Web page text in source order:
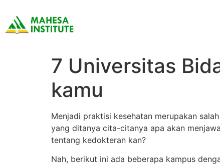
7 Universitas
kamu
Menjadi praktisi kesehatan merupakan
yang ditanya cita-citanya apa akan
tentang kedokteran kan?
Nah, berikut ini ada beberapa kampus